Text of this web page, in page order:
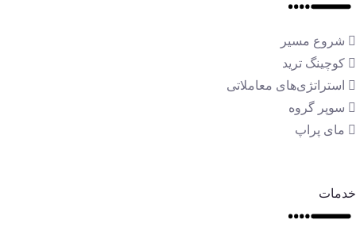
شروع مسیر
کوچینگ ترید
استراتژی‌های معاملاتی
سوپر گروه
مای پراپ
خدمات